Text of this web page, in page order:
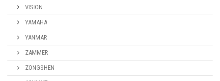
VISION
YAMAHA
YANMAR
ZAMMER
ZONGSHEN